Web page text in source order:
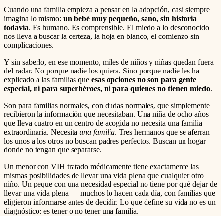
Cuando una familia empieza a pensar en la adopción, casi siempre
imagina lo mismo: un bebé muy pequeño, sano, sin historia
todavía. Es humano. Es comprensible. El miedo a lo desconocido
nos lleva a buscar la certeza, la hoja en blanco, el comienzo sin
complicaciones.
Y sin saberlo, en ese momento, miles de niños y niñas quedan fuera
del radar. No porque nadie los quiera. Sino porque nadie les ha
explicado a las familias que esas opciones no son para gente
especial, ni para superhéroes, ni para quienes no tienen miedo.
Son para familias normales, con dudas normales, que simplemente
recibieron la información que necesitaban. Una niña de ocho años
que lleva cuatro en un centro de acogida no necesita una familia
extraordinaria. Necesita una familia. Tres hermanos que se aferran
los unos a los otros no buscan padres perfectos. Buscan un hogar
donde no tengan que separarse.
Un menor con VIH tratado médicamente tiene exactamente las
mismas posibilidades de llevar una vida plena que cualquier otro
niño. Un peque con una necesidad especial no tiene por qué dejar de
llevar una vida plena — muchos lo hacen cada día, con familias que
eligieron informarse antes de decidir. Lo que define su vida no es un
diagnóstico: es tener o no tener una familia.